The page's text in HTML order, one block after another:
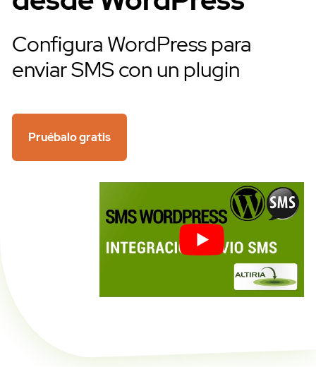
Configura WordPress para
enviar SMS con un plugin
Pruébalo gratis